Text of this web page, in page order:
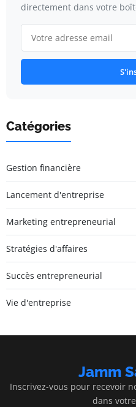
directement dans votre
Catégories
Gestion financière
Lancement d'entreprise
Marketing entrepreneurial
Stratégies d'affaires
Succès entrepreneurial
Vie d'entreprise
Jamm
Inscrivez-vous pour recevoir
dans